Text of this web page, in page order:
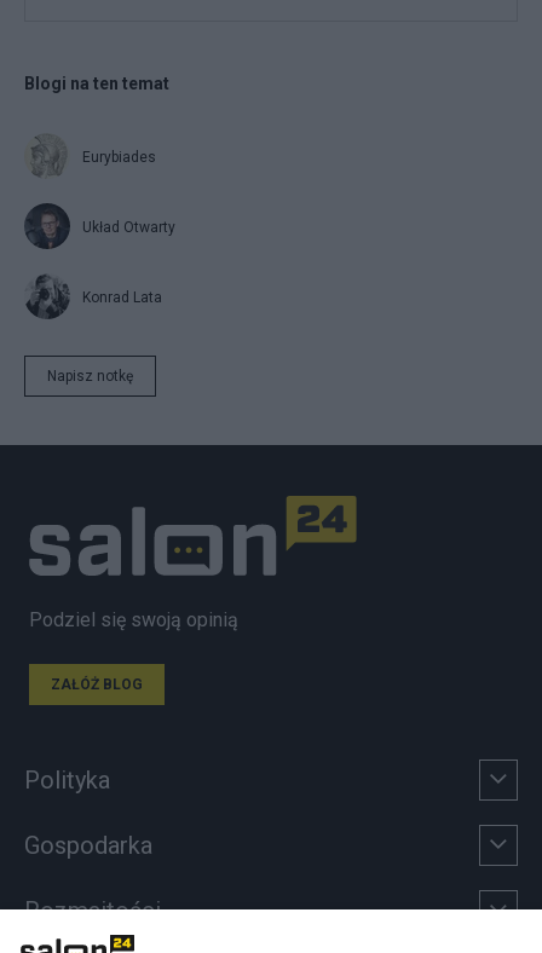
Blogi na ten temat
Eurybiades
Układ Otwarty
Konrad Lata
Napisz notkę
Podziel się swoją opinią
ZAŁÓŻ BLOG
Polityka
Gospodarka
Rozmaitości